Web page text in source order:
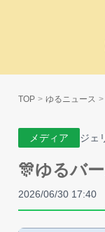
TOP ゆるニュース
メディア ジェ
🎊ゆるバ
2026/06/30 17:40